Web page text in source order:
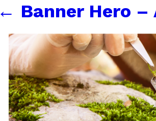
← Banner Hero